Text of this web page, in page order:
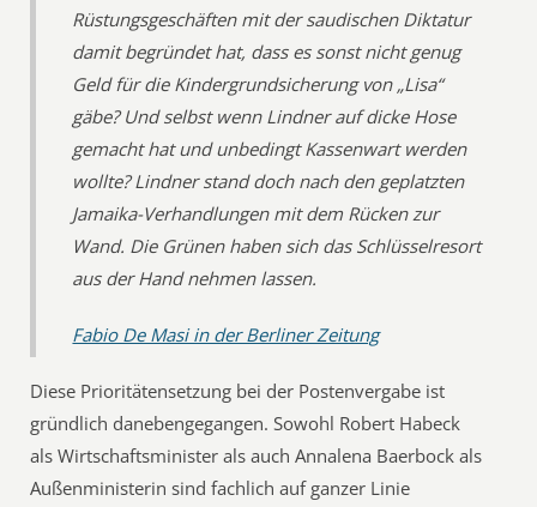
Rüstungsgeschäften mit der saudischen Diktatur
damit begründet hat, dass es sonst nicht genug
Geld für die Kindergrundsicherung von „Lisa“
gäbe? Und selbst wenn Lindner auf dicke Hose
gemacht hat und unbedingt Kassenwart werden
wollte? Lindner stand doch nach den geplatzten
Jamaika-Verhandlungen mit dem Rücken zur
Wand. Die Grünen haben sich das Schlüsselresort
aus der Hand nehmen lassen.
Fabio De Masi in der Berliner Zeitung
Diese Prioritätensetzung bei der Postenvergabe ist
gründlich danebengegangen. Sowohl Robert Habeck
als Wirtschaftsminister als auch Annalena Baerbock als
Außenministerin sind fachlich auf ganzer Linie